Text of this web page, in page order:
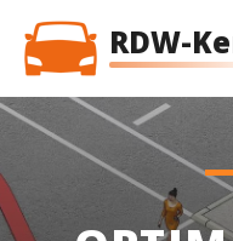
RDW-